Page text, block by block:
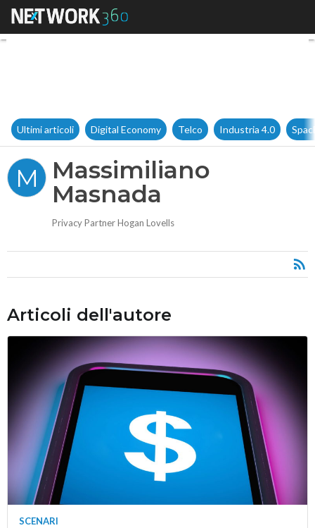
Massimiliano Masnada
Ultimi articoli Digital Economy Telco Industria 4.0
M
Massimiliano
Masnada
Privacy Partner Hogan Lovells
Articoli dell'autore
SCENARI